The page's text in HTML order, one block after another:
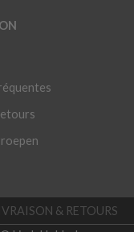
& RETOURS